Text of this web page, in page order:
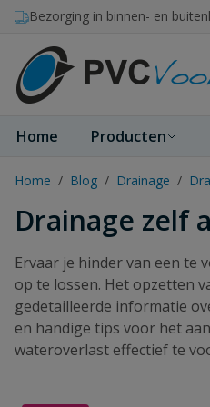
Ga naar de inhoud
Bezorging in binnen- en
Home Producten
Home / Blog / Drainage /
Drainage zelf
Ervaar je hinder van een te
op te lossen. Het opzetten
gedetailleerde informatie
en handige tips voor het
wateroverlast effectief te